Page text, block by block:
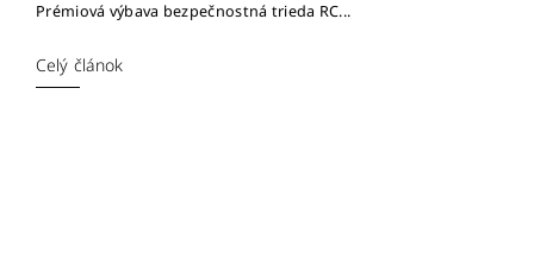
Prémiová výbava bezpečnostná trieda RC...
Celý článok